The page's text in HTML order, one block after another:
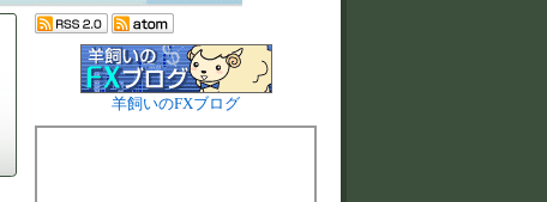
羊飼いのFXブログ